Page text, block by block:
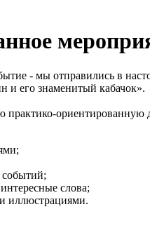
- мы отправились в
и его знаменитый кабачок».
ориентированную
событий;
слова;
иллюстрациями.